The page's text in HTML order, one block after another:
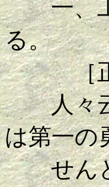
一、工
る。
［正月
人々云
は第一の
せんと